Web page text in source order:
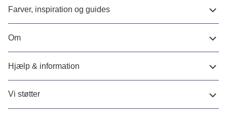
Farver, inspiration og guides
Om
Hjælp & information
Vi støtter